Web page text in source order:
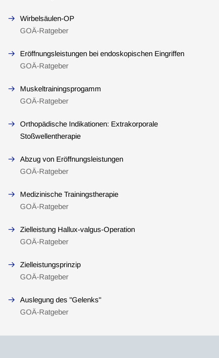
Wirbelsäulen-OP
GOÄ-Ratgeber
Eröffnungsleistungen bei endoskopischen Eingriffen
GOÄ-Ratgeber
Muskeltrainingsprogamm
GOÄ-Ratgeber
Orthopädische Indikationen: Extrakorporale
Stoßwellentherapie
Abzug von Eröffnungsleistungen
GOÄ-Ratgeber
Medizinische Trainingstherapie
GOÄ-Ratgeber
Zielleistung Hallux-valgus-Operation
GOÄ-Ratgeber
Zielleistungsprinzip
GOÄ-Ratgeber
Auslegung des "Gelenks"
GOÄ-Ratgeber